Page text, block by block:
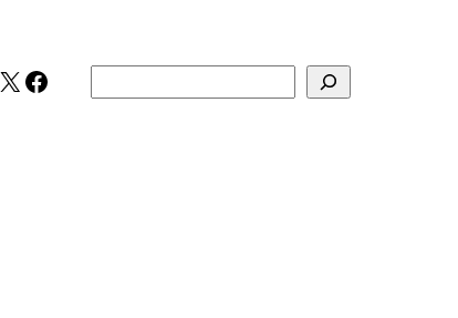
X Facebook